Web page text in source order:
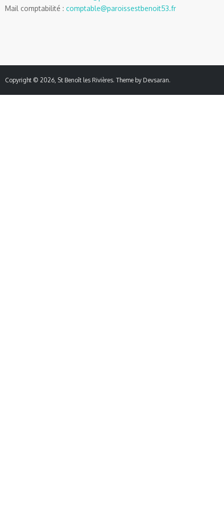
Mail comptabilité : comptable@paroissestbenoit53.fr
Copyright © 2026, St Benoît les Rivières. Theme by Devsaran.